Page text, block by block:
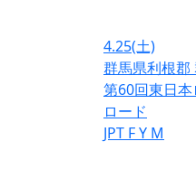
4.25(土)
群馬県利根郡
第60回東日
ロード
JPT FY M